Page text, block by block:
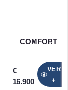
COMFORT
€
16.900
VER
+